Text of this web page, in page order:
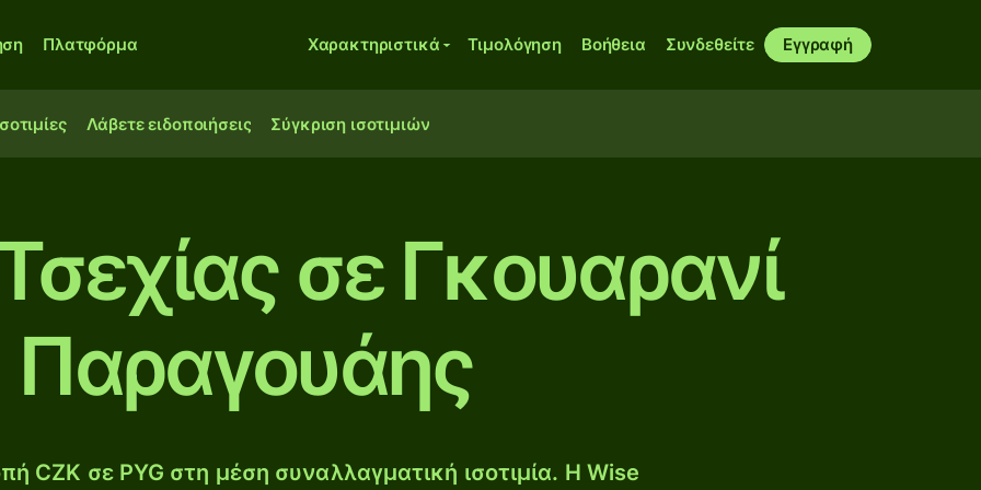
Πλατφόρμα Χαρακτηριστικά Τιμολόγηση Βοήθεια Συνδεθείτε Εγγραφή
Λάβετε ειδοποιήσεις Σύγκριση ισοτιμιών
σε Γκουαρανί
Παραγουάης
CZK σε PYG στη μέση συναλλαγματική ισοτιμία. Η Wise